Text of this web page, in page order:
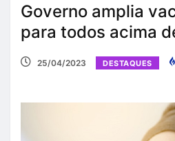
Governo amplia
para todos acima
25/04/2023 DESTAQUES